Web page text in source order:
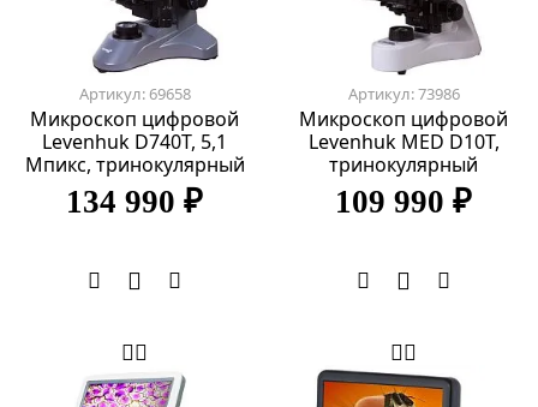
Артикул: 69658
Микроскоп цифровой
Levenhuk D740T, 5,1
Мпикс, тринокулярный
134 990 ₽
Артикул: 73986
Микроскоп цифровой
Levenhuk MED D10T,
тринокулярный
109 990 ₽